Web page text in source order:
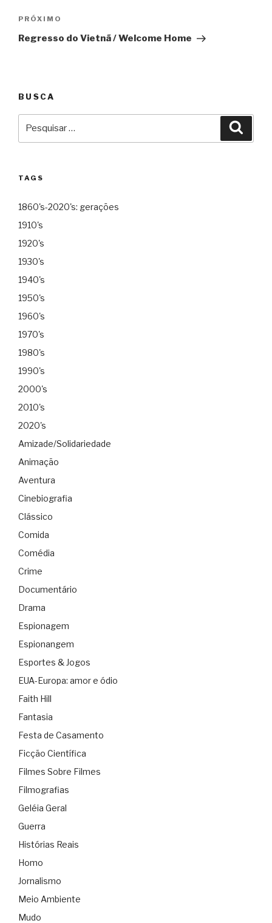
Próximo
PRÓXIMO
Regresso do Vietnã / Welcome Home
BUSCA
TAGS
1860's-2020's: gerações
1910's
1920's
1930's
1940's
1950's
1960's
1970's
1980's
1990's
2000's
2010's
2020's
Amizade/Solidariedade
Animação
Aventura
Cinebiografia
Clássico
Comida
Comédia
Crime
Documentário
Drama
Espionagem
Espionangem
Esportes & Jogos
EUA-Europa: amor e ódio
Faith Hill
Fantasia
Festa de Casamento
Ficção Científica
Filmes Sobre Filmes
Filmografias
Geléia Geral
Guerra
Histórias Reais
Homo
Jornalismo
Meio Ambiente
Mudo